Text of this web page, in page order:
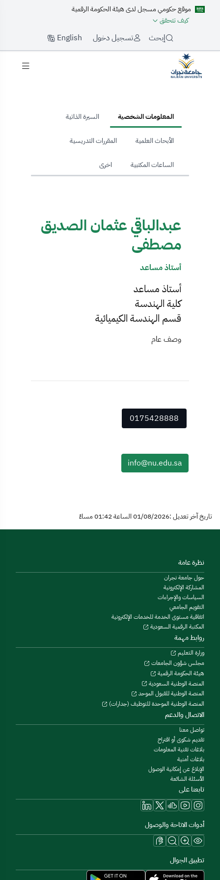
موقع حكومي مسجل لدى هيئة الحكومة الرقمية
كيف تتحقق
إبحث تسجيل دخول English
المعلومات الشخصية السيرة الذاتية
الأبحاث العلمية المقررات التدريسية
الساعات المكتبية اخرى
عبدالباقي عثمان الصديق
مصطفى
أستاذ مساعد
أستاذ مساعد
كلية الهندسة
قسم الهندسة الكيميائية
وصف عام
0175428888
info@nu.edu.sa
تاريخ آخر تعديل :01/08/2026 الساعة 01:42 مساءً
نظرة عامة
حول جامعة نجران
المشاركة الإلكترونية
السياسات والإجراءات
التقويم الجامعي
اتفاقية مستوى الخدمة للخدمات الإلكترونية
المكتبة الرقمية السعودية
روابط مهمة
وزارة التعليم
مجلس شؤون الجامعات
هيئة الحكومة الرقمية
المنصة الوطنية السعودية
المنصة الوطنية للقبول الموحد
المنصة الوطنية الموحدة للتوظيف (جدارات)
الاتصال والدعم
تواصل معنا
تقديم شكوى أو اقتراح
بلاغات تقنية المعلومات
بلاغات أمنية
الإبلاغ عن إمكانية الوصول
الأسئلة الشائعة
تابعنا على
أدوات الاتاحة والوصول
تطبيق الجوال